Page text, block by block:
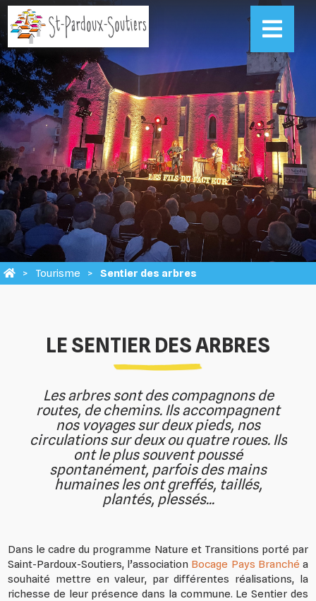
Tourisme Sentier des arbres
LE SENTIER DES ARBRES
Les arbres sont des compagnons de
routes, de chemins. Ils accompagnent
nos voyages sur deux pieds, nos
circulations sur deux ou quatre roues. Ils
ont le plus souvent poussé
spontanément, parfois des mains
humaines les ont greffés, taillés,
plantés, plessés...
Dans le cadre du programme Nature et Transitions porté par
Saint-Pardoux-Soutiers, l’association Bocage Pays Branché a
souhaité mettre en valeur, par différentes réalisations, la
richesse de leur présence dans la commune. Le Sentier des